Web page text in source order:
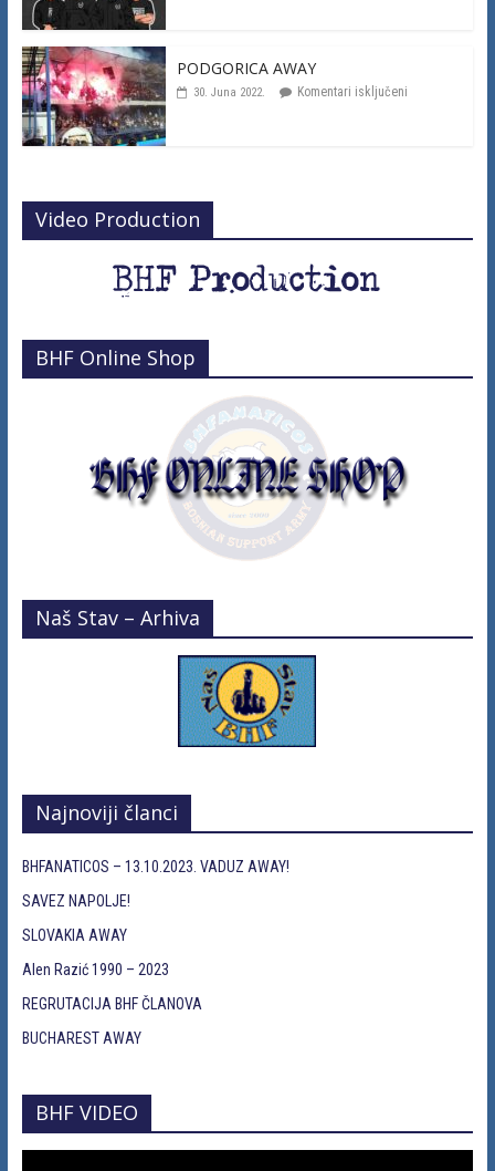
PODGORICA AWAY
30. Juna 2022. Komentari isključeni
Video Production
BHF Online Shop
Naš Stav – Arhiva
Najnoviji članci
BHFANATICOS – 13.10.2023. VADUZ AWAY!
SAVEZ NAPOLJE!
SLOVAKIA AWAY
Alen Razić 1990 – 2023
REGRUTACIJA BHF ČLANOVA
BUCHAREST AWAY
BHF VIDEO